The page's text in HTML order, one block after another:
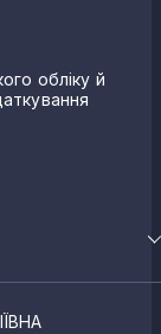
обліку й